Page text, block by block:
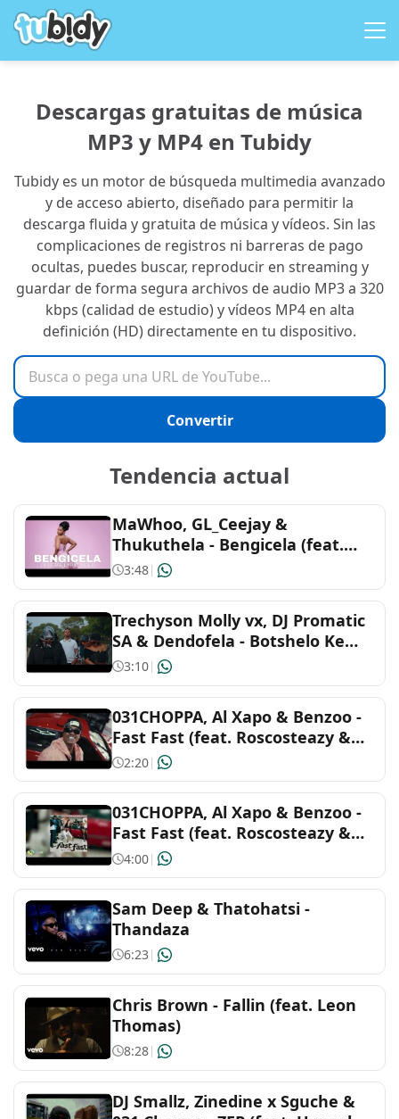
Chill
Commute
Energize
Focus
Gaming
Romance
Sleep
Workout
African
Arabic
Blues
Cantopop
Christian & gospel
Country and Americana
Dance and electronic
Decades
Family
Login
My Playlists
Upload
English
Indonesian
Malay
Portuguese
Spanish
Arabic
Turkish
Descargas gratuitas de música
MP3 y MP4 en Tubidy
Tubidy es un motor de búsqueda multimedia avanzado
y de acceso abierto, diseñado para permitir la
descarga fluida y gratuita de música y vídeos. Sin las
complicaciones de registros ni barreras de pago
ocultas, puedes buscar, reproducir en streaming y
guardar de forma segura archivos de audio MP3 a 320
kbps (calidad de estudio) y vídeos MP4 en alta
definición (HD) directamente en tu dispositivo.
Busca o pega una URL de YouTube
Convertir
Tendencia actual
MaWhoo, GL_Ceejay &
Thukuthela - Bengicela (feat.
Jazzworx)
3:48|
Trechyson Molly vx, DJ Promatic
SA & Dendofela - Botshelo Ke
Eng
3:10|
031CHOPPA, Al Xapo & Benzoo -
Fast Fast (feat. Roscosteazy &
Optimist Music ZA)
2:20|
031CHOPPA, Al Xapo & Benzoo -
Fast Fast (feat. Roscosteazy &
Optimist Music ZA)
4:00|
Sam Deep & Thatohatsi -
Thandaza
6:23 |
Chris Brown - Fallin (feat. Leon
Thomas)
8:28|
DJ Smallz, Zinedine x Sguche &